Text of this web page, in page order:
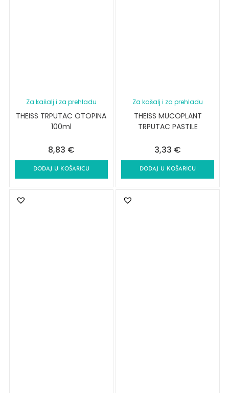
Za kašalj i za prehladu
THEISS TRPUTAC OTOPINA
100ml
8,83 €
DODAJ U KOŠARICU
Za kašalj i za prehladu
THEISS MUCOPLANT
TRPUTAC PASTILE
3,33 €
DODAJ U KOŠARICU